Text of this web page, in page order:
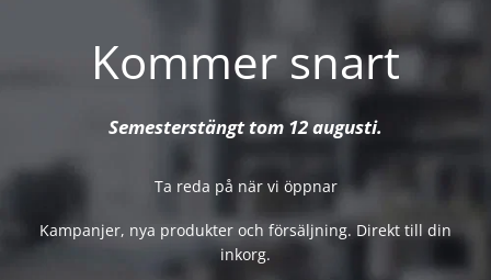
Kommer snart
Semesterstängt tom 12 augusti.
Ta reda på när vi öppnar
Kampanjer, nya produkter och försäljning. Direkt till din
inkorg.